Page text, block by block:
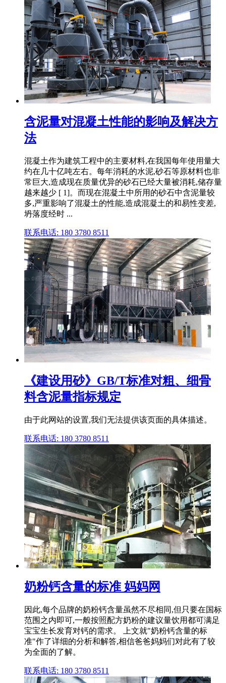
含泥量对混凝土性能的影响及解决方
法
混凝土作为建筑工程中的主要材料,在我国每年使用量大
约在几十亿吨左右。每年消耗的水泥,砂石等原材料也非
常巨大,造成现在质量优异的砂石已经大量被消耗,储存量
越来越少 [ 1]。而现在混凝土中所用的砂石中含泥量较
多,严重影响了混凝土的性能,造成混凝土的和易性变差,
坍落度经时 ...
联系电话: 180 3780 8511
《建设用砂》GB/T标准对粗、细骨
料含泥量指标规定
由于此网站的设置,我们无法提供该页面的具体描述。
联系电话: 180 3780 8511
奶粉钙含量的标准 妈妈网
因此,每个品牌的奶粉钙含量虽然不尽相同,但只要在国标
范围之内即可,一般按照配方奶粉的建议量饮用都可满足
宝宝生长发育对钙的需求。 上文就"奶粉钙含量的标
准"作了详细的分析和解答,相信爸爸妈妈们对此有了较
为全面的了解。
联系电话: 180 3780 8511